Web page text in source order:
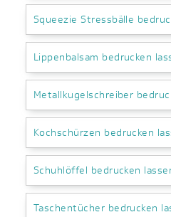
Squeezie Stressbälle
Lippenbalsam bedrucken
Metallkugelschreiber
Kochschürzen bedrucken
Schuhlöffel bedrucken
Taschentücher bedrucken